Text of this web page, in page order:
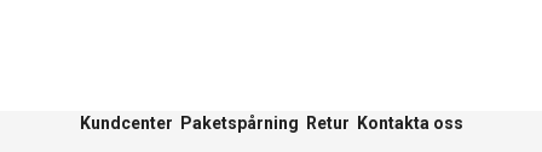
Kundcenter Paketspårning Retur Kontakta oss